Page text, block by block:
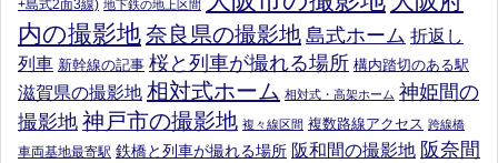
+島式2面3線) 地下鉄の地上区間
内の撮影地奈良県の撮影地 島式ホーム 折返し
列車 新幹線の記事 桜と列車が撮れる場所 構内踏切のある駅
滋賀県の撮影地 相対式ホーム 相対式・高架ホーム 神姫間の
撮影地神戸市の撮影地 複々線区間 複数路線アクセス 跨線橋
車両基地最寄駅 鉄橋と列車が撮れる場所 阪和間の撮影地 阪奈間